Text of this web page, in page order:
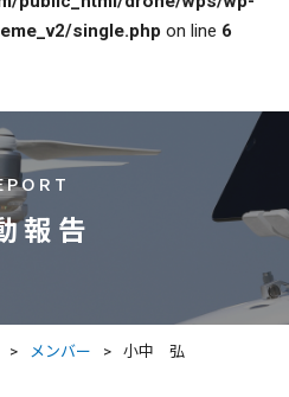
single.php on line 6
報告
メンバー 小中 弘